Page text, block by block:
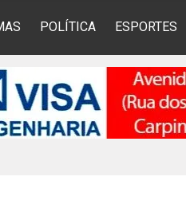
POLÍTICA ESPORTES